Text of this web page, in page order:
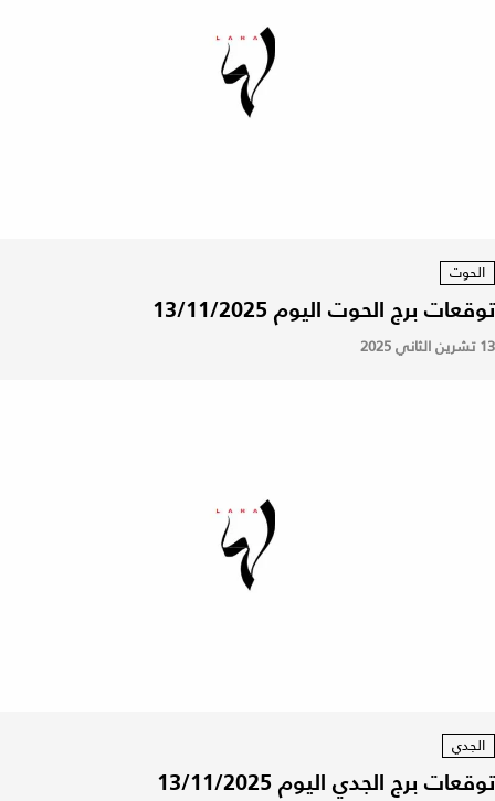
الحوت
توقعات برج الحوت اليوم 13/11/2025
13 تشرين الثاني 2025
الجدي
توقعات برج الجدي اليوم 13/11/2025